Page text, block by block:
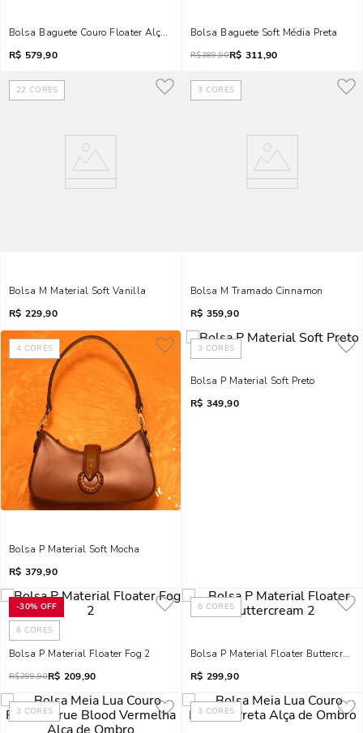
Bolsa Baguete Couro Floater Alça De Ombro Off White
R$ 579,90
Bolsa Baguete Soft Média Preta
R$389,90R$ 311,90
22 CORES
Bolsa M Material Soft Vanilla
R$ 229,90
3 CORES
Bolsa M Tramado Cinnamon
R$ 359,90
4 CORES
Bolsa P Material Soft Mocha
R$ 379,90
3 CORES
Bolsa P Material Soft Preto
R$ 349,90
-30% OFF
6 CORES
Bolsa P Material Floater Fog 2
R$299,90R$ 209,90
6 CORES
Bolsa P Material Floater
R$ 299,90
3 CORES 3 CORES